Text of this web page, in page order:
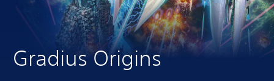
Gradius Origins